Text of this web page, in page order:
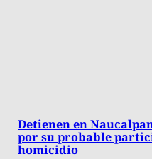
Detienen en
por su probable
homicidio